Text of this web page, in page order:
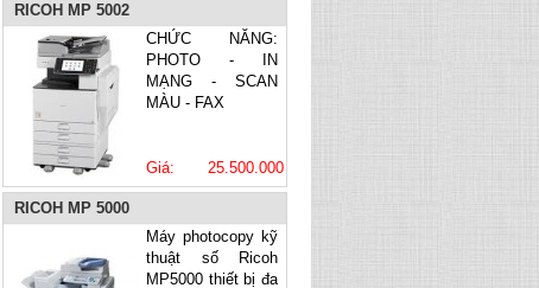
RICOH MP 5002
CHỨC NĂNG:
PHOTO - IN
MẠNG - SCAN
MÀU - FAX
Giá: 25.500.000
VNĐ
RICOH MP 5000
Máy photocopy kỹ
thuật số Ricoh
MP5000 thiết bị đa